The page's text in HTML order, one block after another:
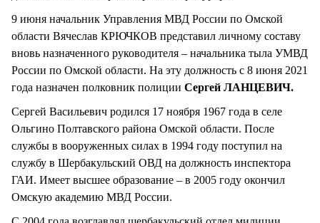
9 июня начальник Управления МВД России по Омской
области Вячеслав КРЮЧКОВ представил личному составу
вновь назначенного руководителя – начальника тыла УМВД
России по Омской области. На эту должность с 8 июня 2021
года назначен полковник полиции Сергей ЛАНЦЕВИЧ.
Сергей Васильевич родился 17 ноября 1967 года в селе
Ольгино Полтавского района Омской области. После
службы в вооруженных силах в 1994 году поступил на
службу в Шербакульский ОВД на должность инспектора
ГАИ. Имеет высшее образование – в 2005 году окончил
Омскую академию МВД России.